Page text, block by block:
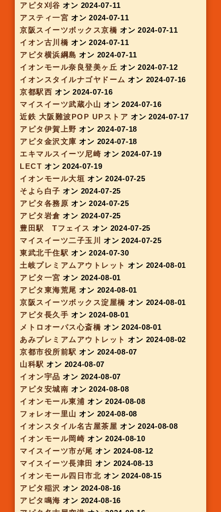
アピタ伊賀上野伊賀オン 2024-06-13
アルプラザ京田辺オン 2024-06-13
イオンモール名古屋茶屋オン 2024-06-14
イオンモール藤井寺オン 2024-06-19
イオンタウン成田富里オン 2024-06-20
アピタパワー君津オン 2024-06-20
アピタ千代田橋オン 2024-06-20
アピタ東海荒尾オン 2024-06-20
アピタ稲沢オン 2024-06-20
イオンモール四日市北オン 2024-06-20
京阪スイーツボックス丹波橋オン 2024-06-20
イオンタウン木更津朝日オン 2024-06-26
アルプラザ栗東オン 2024-06-26
大阪モノレール南茨木駅
神戸大丸オン 2024-06-26
アピタ木更津オン 2024-06-27
イオンタウン津城山オン 2024-06-27
イオンスタイル東員オン 2024-06-27
アピタ知立オン 2024-06-27
アピタ岡崎北オン 2024-06-27
京阪スイーツボックス枚方もより市
06-27
イオン三好 オン 2024-07-02
イオンモール東浦オン 2024-07-04
フォレオ一里山 オン 2024-07-04
アピタ千代田橋オン 2024-07-04
ピアゴ上和田オン 2024-07-04
ユニモちはら台(北海道うまもいもん館前)オン
2024-07-04
イオンモール銚子
イオンモール熱田
アピタ名古屋南
アピタ刈谷オン 2024-07-11
アスティ一宮 オン 2024-07-11
京阪スイーツボックス京橋
イオン古川橋
オン 2024-07-11
アピタ横浜綱島
オン 2024-07-11
イオンモール奈良登美ヶ丘
イオンスタイルナゴヤドーム
京都駅西
オン 2024-07-16
マイスイーツ武蔵小山
近鉄 大阪難波POP UPストア